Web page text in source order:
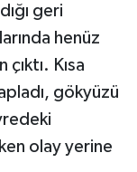
geri
henüz
Kısa
gökyüzü
olay yerine